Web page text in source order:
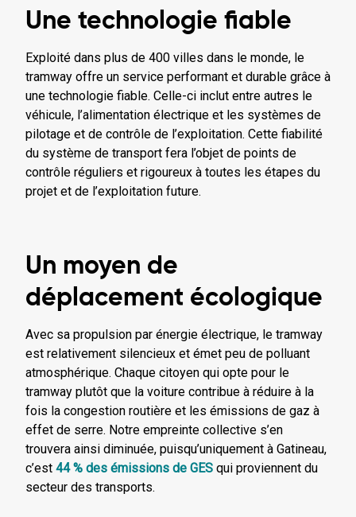
Une technologie fiable
Exploité dans plus de 400 villes dans le monde, le
tramway offre un service performant et durable grâce à
une technologie fiable. Celle-ci inclut entre autres le
véhicule, l’alimentation électrique et les systèmes de
pilotage et de contrôle de l’exploitation. Cette fiabilité
du système de transport fera l’objet de points de
contrôle réguliers et rigoureux à toutes les étapes du
projet et de l’exploitation future.
Un moyen de
déplacement écologique
Avec sa propulsion par énergie électrique, le tramway
est relativement silencieux et émet peu de polluant
atmosphérique. Chaque citoyen qui opte pour le
tramway plutôt que la voiture contribue à réduire à la
fois la congestion routière et les émissions de gaz à
effet de serre. Notre empreinte collective s’en
trouvera ainsi diminuée, puisqu’uniquement à Gatineau,
c’est 44 % des émissions de GES qui proviennent du
secteur des transports.